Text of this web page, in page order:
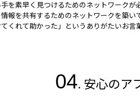
を素早く見つけるためのネットワークが
報を共有するためのネットワークを築い
くれて助かった」というありがたいお言
04. 安心のア